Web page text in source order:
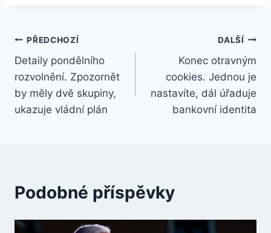
Navigace
pro
příspěvek
PŘEDCHOZÍ
Detaily pondělního
rozvolnění. Zpozornět
by měly dvě skupiny,
ukazuje vládní plán
DALŠÍ
Konec otravným
cookies. Jednou je
nastavíte, dál úřaduje
bankovní identita
Podobné příspěvky